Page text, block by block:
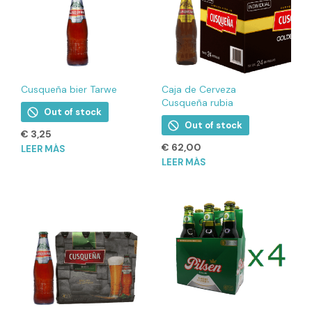
Cusqueña bier Tarwe
Out of stock
€ 3,25
LEER MÁS
Caja de Cerveza
Cusqueña rubia
Out of stock
€ 62,00
LEER MÁS